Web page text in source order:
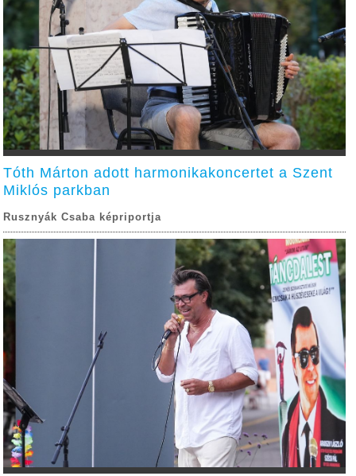
Tóth Márton adott harmonikakoncertet a Szent
Miklós parkban
Rusznyák Csaba képriportja